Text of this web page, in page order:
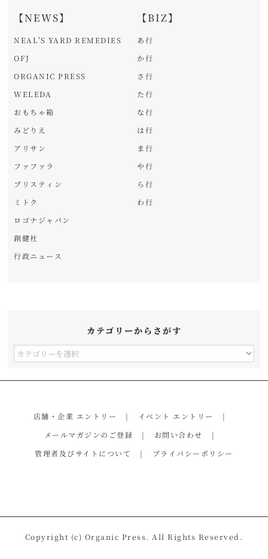
【NEWS】
NEAL'S YARD REMEDIES
OFJ
ORGANIC PRESS
WELEDA
おもちゃ箱
みどりえ
アリサン
ファファラ
プリスティン
ミトク
ロゴナジャパン
創健社
行政ニュース
【BIZ】
あ行
か行
さ行
た行
な行
は行
ま行
や行
ら行
わ行
カテゴリーからさがす
カ
店舗・企業 エントリー
イベント エントリー
メールマガジンのご登録
お問い合わせ
管理者及びサイトについて
プライバシーポリシー
Copyright (c) Organic Press. All Rights Reserved.